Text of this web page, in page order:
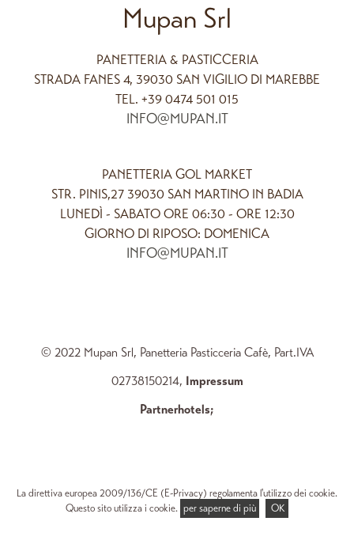
Mupan Srl
PANETTERIA & PASTICCERIA
STRADA FANES 4, 39030 SAN VIGILIO DI MAREBBE
TEL. +39 0474 501 015
INFO@MUPAN.IT
PANETTERIA GOL MARKET
STR. PINIS,27 39030 SAN MARTINO IN BADIA
LUNEDÌ - SABATO ORE 06:30 - ORE 12:30
GIORNO DI RIPOSO: DOMENICA
INFO@MUPAN.IT
© 2022 Mupan Srl, Panetteria Pasticceria Cafè, Part.IVA
02738150214, Impressum
Partnerhotels;
La direttiva europea 2009/136/CE (E-Privacy) regolamenta l'utilizzo dei cookie.
Questo sito utilizza i cookie. per saperne di più OK